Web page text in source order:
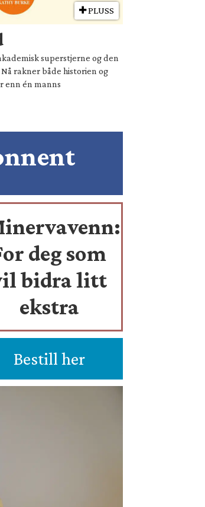
PLUSS
superstjerne og den
rakner både historien og
enn én manns
deg som
bidra litt
ekstra
Bestill her